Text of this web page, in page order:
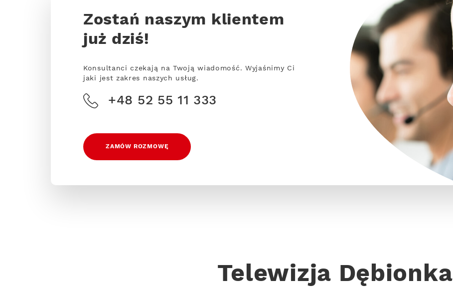
Zostań naszym klientem
już dziś!
Konsultanci czekają na Twoją wiadomość. Wyjaśnimy Ci
jaki jest zakres naszych usług.
+48 52 55 11 333
ZAMÓW ROZMOWĘ
Telewizja Dębionka